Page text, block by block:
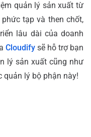
quản lý sản xuất từ
tạp và then chốt,
lâu dài của doanh
Cloudify sẽ hỗ trợ bạn
lý sản xuất cũng như
quản lý bộ phận này!